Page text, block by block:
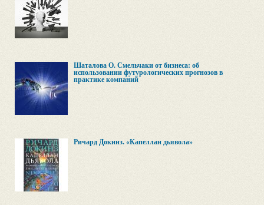
Шаталова О. Смельчаки от бизнеса: об
использовании футурологических прогнозов в
практике компаний
Ричард Докинз. «Капеллан дьявола»